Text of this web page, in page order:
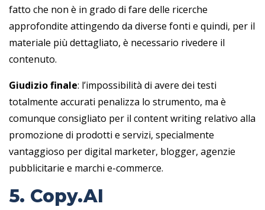
fatto che non è in grado di fare delle ricerche
approfondite attingendo da diverse fonti e quindi, per il
materiale più dettagliato, è necessario rivedere il
contenuto.
Giudizio finale: l’impossibilità di avere dei testi
totalmente accurati penalizza lo strumento, ma è
comunque consigliato per il content writing relativo alla
promozione di prodotti e servizi, specialmente
vantaggioso per digital marketer, blogger, agenzie
pubblicitarie e marchi e-commerce.
5. Copy.AI